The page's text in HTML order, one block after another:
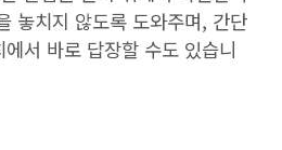
놓치지 않도록 도와주며, 간단
서 바로 답장할 수도 있습니